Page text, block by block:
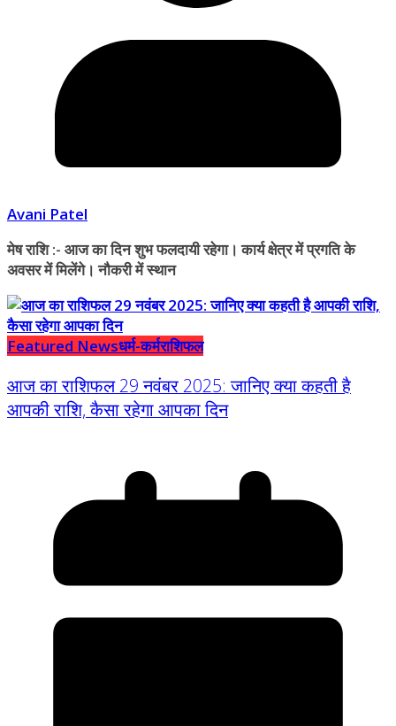
Avani Patel
मेष राशि :- आज का दिन शुभ फलदायी रहेगा। कार्य क्षेत्र में प्रगति के
अवसर में मिलेंगे। नौकरी में स्थान
Featured Newsधर्म-कर्मराशिफल
आज का राशिफल 29 नवंबर 2025: जानिए क्या कहती है
आपकी राशि, कैसा रहेगा आपका दिन